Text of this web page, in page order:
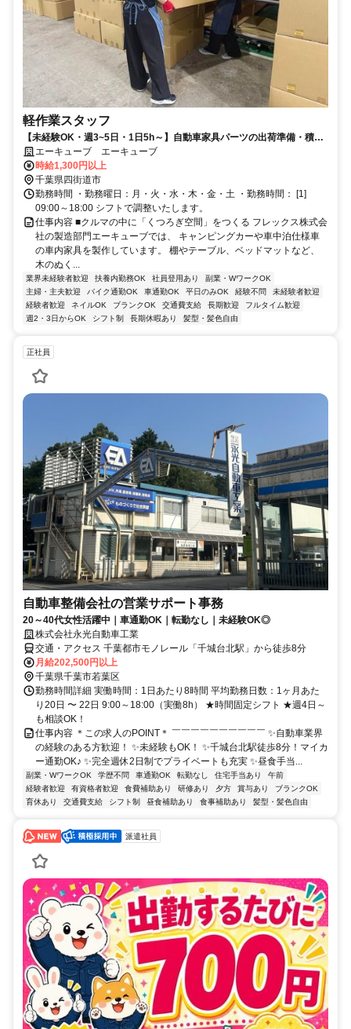
軽作業スタッフ
【未経験OK・週3~5日・1日5h～】自動車家具パーツの出荷準備・積み
込み等の軽作業／正社員登用も◎
エーキューブ エーキューブ
時給1,300円以上
千葉県四街道市
勤務時間 ・勤務曜日：月・火・水・木・金・土 ・勤務時間： [1]
09:00～18:00 シフトで調整いたします。
仕事内容 ■クルマの中に「くつろぎ空間」をつくる フレックス株式会
社の製造部門エーキューブでは、 キャンピングカーや車中泊仕様車
の車内家具を製作しています。 棚やテーブル、ベッドマットなど、
木のぬく...
業界未経験者歓迎 扶養内勤務OK 社員登用あり
副業・WワークOK
主婦・主夫歓迎
バイク通勤OK 車通勤OK 平日のみOK 経験不問
未経験者歓迎
経験者歓迎
ネイルOK ブランクOK 交通費支給 長期歓迎
フルタイム歓迎
週2・3日からOK
シフト制 長期休暇あり 髪型・髪色自由
正社員
自動車整備会社の営業サポート事務
20～40代女性活躍中｜車通勤OK｜転勤なし｜未経験OK◎
株式会社永光自動車工業
交通・アクセス 千葉都市モノレール「千城台北駅」から徒歩8分
月給202,500円以上
千葉県千葉市若葉区
勤務時間詳細 実働時間：1日あたり8時間 平均勤務日数：1ヶ月あた
り20日 〜 22日 9:00～18:00（実働8h） ★時間固定シフト ★週4日～
も相談OK！
仕事内容 ＊この求人のPOINT＊ ￣￣￣￣￣￣￣￣￣￣ ✨自動車業界
の経験のある方歓迎！ ✨未経験もOK！ ✨千城台北駅徒歩8分！マイカ
ー通勤OK♪ ✨完全週休2日制でプライベートも充実 ✨昼食手当...
副業・WワークOK 学歴不問 車通勤OK 転勤なし 住宅手当あり
午前
経験者歓迎
有資格者歓迎 食費補助あり 研修あり 夕方 賞与あり
ブランクOK
育休あり
交通費支給 シフト制 昼食補助あり 食事補助あり 髪型・髪色自由
派遣社員